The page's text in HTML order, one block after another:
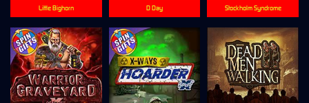
Stockholm Syndrome
Little Bighorn D Day